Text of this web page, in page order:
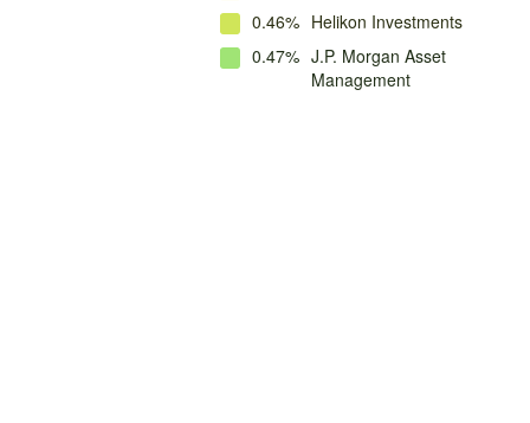
0.46% Helikon Investments
0.47% J.P. Morgan Asset
Management